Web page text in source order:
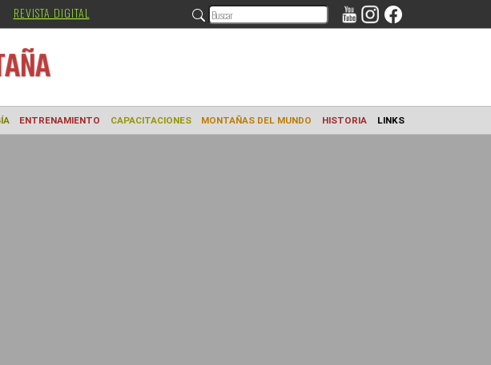
REVISTA DIGITAL
ARQUEOLOGÍA ENTRENAMIENTO CAPACITACIONES MONTAÑAS DEL MUNDO HISTORIA